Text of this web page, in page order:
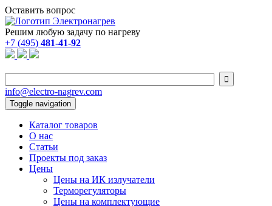
Оставить вопрос
Решим любую задачу по нагреву
+7 (495) 481-41-92

info@electro-nagrev.com
Toggle navigation
Каталог товаров
О нас
Статьи
Проекты под заказ
Цены
Цены на ИК излучатели
Терморегуляторы
Цены на комплектующие